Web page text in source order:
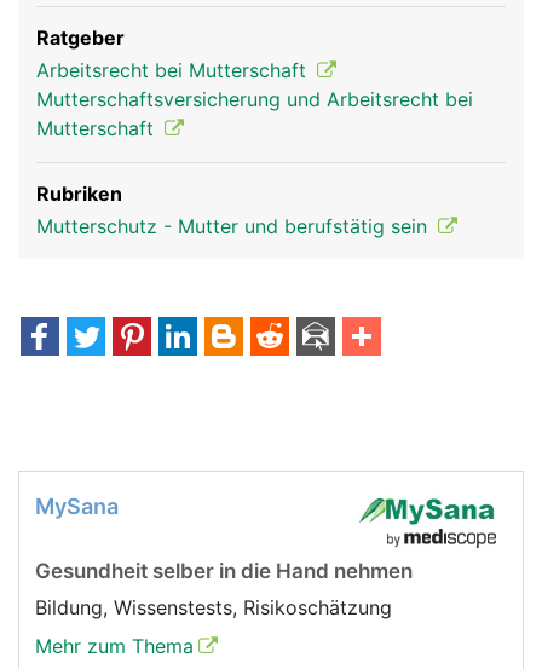
Ratgeber
Arbeitsrecht bei Mutterschaft
Mutterschaftsversicherung und Arbeitsrecht bei
Mutterschaft
Rubriken
Mutterschutz - Mutter und berufstätig sein
MySana
Gesundheit selber in die Hand nehmen
Bildung, Wissenstests, Risikoschätzung
Mehr zum Thema